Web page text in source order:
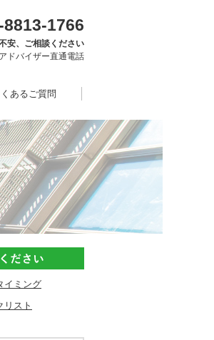
8813-1766
安、ご相談ください
アドバイザー直通電話
あるご質問
イミング
リスト